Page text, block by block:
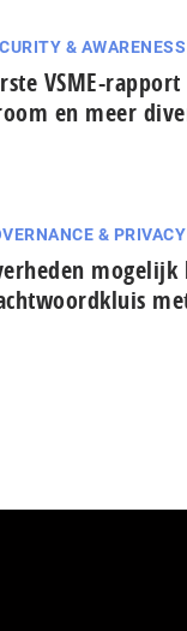
& AWARENESS
VSME-
en meer
& PRIVACY
mogelijk